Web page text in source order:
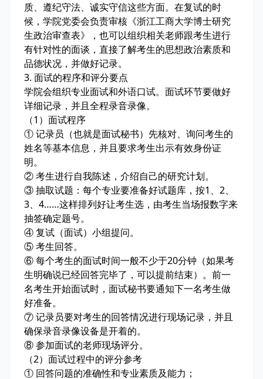
质、遵纪守法、诚实守信这些方面。在复试的时
候，学院党委会负责审核《浙江工商大学博士研究
生政治审查表》，也可以组织相关老师跟考生进行
有针对性的面谈，直接了解考生的思想政治素质和
品德状况，并做好记录。
3. 面试的程序和评分要点
学院会组织专业面试和外语口试。面试环节要做好
详细记录，并且全程录音录像。
（1）面试程序
① 记录员（也就是面试秘书）先核对、询问考生的
姓名等基本信息，并且要求考生出示有效身份证
明。
② 考生进行自我陈述，介绍自己的研究计划。
③ 抽取试题：每个专业要准备好试题库，按1、2、
3、4……这样排列好让考生选，由考生当场报数字来
抽签确定题号。
④ 复试（面试）小组提问。
⑤ 考生回答。
⑥ 每个考生的面试时间一般不少于20分钟（如果考
生明确说已经回答完毕了，可以提前结束）。前一
名考生开始面试时，面试秘书要通知下一名考生做
好准备。
⑦ 记录员要对考生的回答情况进行现场记录，并且
确保录音录像设备是开着的。
⑧ 参加面试的老师现场评分。
（2）面试过程中的评分参考
① 回答问题的准确性和专业素质及能力；